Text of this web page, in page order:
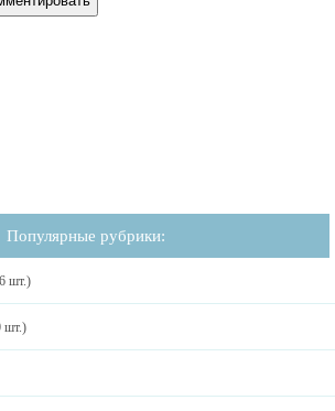
Популярные рубрики:
шт.)
шт.)